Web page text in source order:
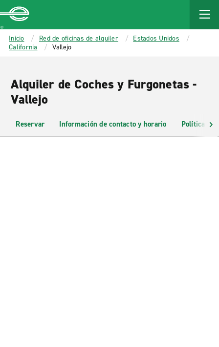
MAIN
CONTENT
Enterprise
Inicio Red de oficinas de alquiler
Estados Unidos
California
Vallejo
Alquiler de Coches y Furgonetas -
Vallejo
Reservar Información de contacto y horario Políticas